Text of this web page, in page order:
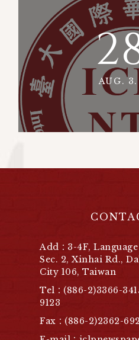
AUG.
Add：3-4F,
Sec. 2, Xinhai Rd.,
City 106, Taiwan
Tel：(886-2)3366-
9123
Fax：(886-2)2362-